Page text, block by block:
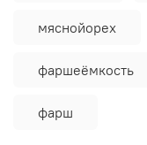
мяснойорех
фаршеёмкость
фарш